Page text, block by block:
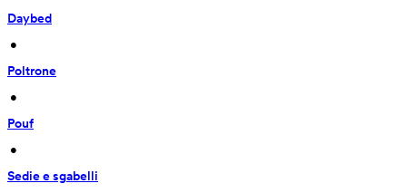
Daybed
•
Poltrone
•
Pouf
•
Sedie e sgabelli